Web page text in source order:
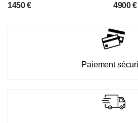
1450€ 4900€
Paiement